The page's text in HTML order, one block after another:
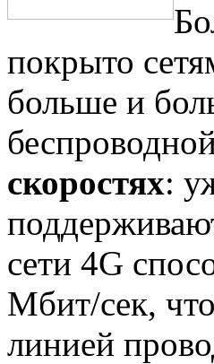
покрыто
больше и
скоростях:
сети 4G
Мбит/сек,
линией